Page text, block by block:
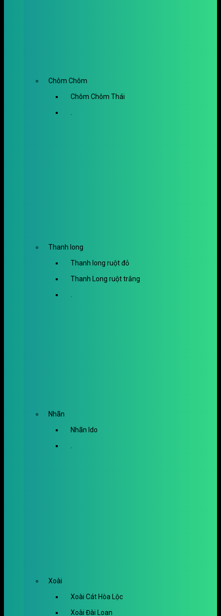
Chôm Chôm
Chôm Chôm Thái
Thanh long
Thanh long ruột đỏ
Thanh Long ruột trắng
.
Nhãn
Nhãn Ido
Xoài
Xoài Cát Hòa Lộc
Xoài Đài Loan